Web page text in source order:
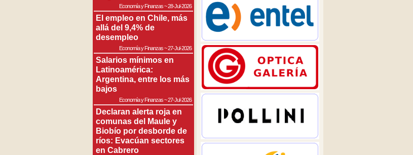
Economía y Finanzas~28-Jul-2026
El empleo en Chile, más
allá del 9,4% de
desempleo
Economía y Finanzas~27-Jul-2026
Salarios mínimos en
Latinoamérica:
Argentina, entre los más
bajos
Economía y Finanzas~27-Jul-2026
Declaran alerta roja en
comunas del Maule y
Biobío por desborde de
ríos: Evacúan sectores
en Cabrero